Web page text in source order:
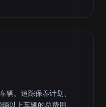
辆。追踪保养计划、
以上车辆的总费用。